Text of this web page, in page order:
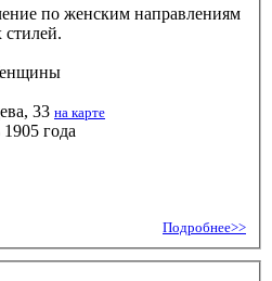
по женским направлениям
стилей.
33 на карте
года
Подробнее>>